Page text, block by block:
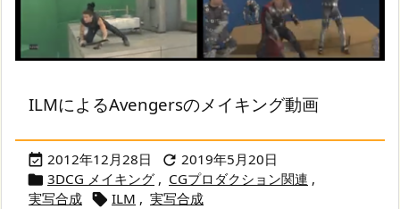
ILMによるAvengersのメイキング動画
 2012年12月28日  2019年5月20日
 3DCG メイキング , CGプロダクション関連 ,
実写合成  ILM , 実写合成